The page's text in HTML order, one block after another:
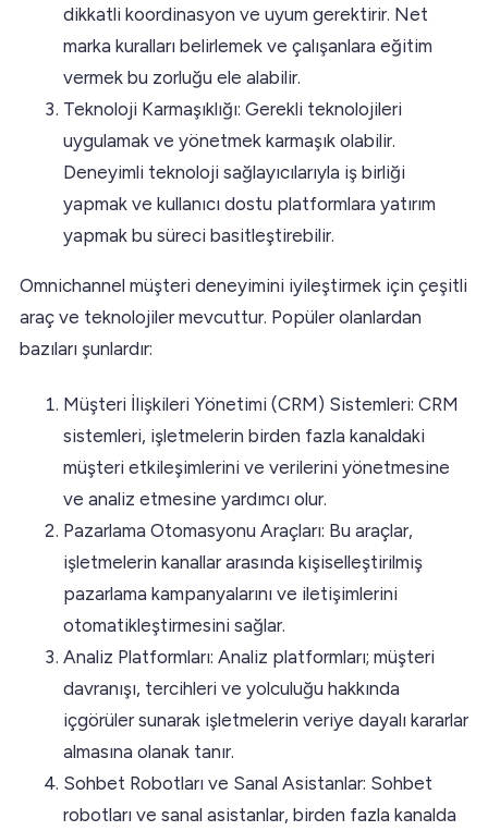
dikkatli koordinasyon ve uyum gerektirir. Net
marka kuralları belirlemek ve çalışanlara eğitim
vermek bu zorluğu ele alabilir.
Teknoloji Karmaşıklığı: Gerekli teknolojileri
uygulamak ve yönetmek karmaşık olabilir.
Deneyimli teknoloji sağlayıcılarıyla iş birliği
yapmak ve kullanıcı dostu platformlara yatırım
yapmak bu süreci basitleştirebilir.
Omnichannel müşteri deneyimini iyileştirmek için çeşitli
araç ve teknolojiler mevcuttur. Popüler olanlardan
bazıları şunlardır:
Müşteri İlişkileri Yönetimi (CRM) Sistemleri: CRM
sistemleri, işletmelerin birden fazla kanaldaki
müşteri etkileşimlerini ve verilerini yönetmesine
ve analiz etmesine yardımcı olur.
Pazarlama Otomasyonu Araçları: Bu araçlar,
işletmelerin kanallar arasında kişiselleştirilmiş
pazarlama kampanyalarını ve iletişimlerini
otomatikleştirmesini sağlar.
Analiz Platformları: Analiz platformları; müşteri
davranışı, tercihleri ve yolculuğu hakkında
içgörüler sunarak işletmelerin veriye dayalı kararlar
almasına olanak tanır.
Sohbet Robotları ve Sanal Asistanlar: Sohbet
robotları ve sanal asistanlar, birden fazla kanalda